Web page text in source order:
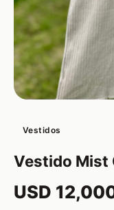
Vestidos
Vestido Mist
USD